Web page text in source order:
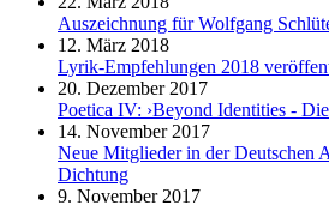
Auszeichnung für Wolfgang
12. März 2018
Lyrik-Empfehlungen 2018
20. Dezember 2017
Poetica IV: ›Beyond Identities -
14. November 2017
Neue Mitglieder in der Deutschen
Dichtung
9. November 2017